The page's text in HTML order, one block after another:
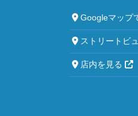
Googleマップ
ストリートビ
店内を見る